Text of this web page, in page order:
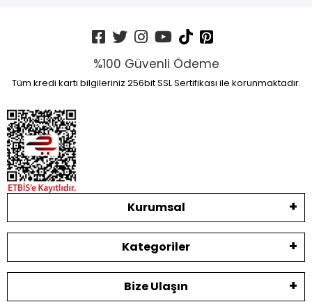
%100 Güvenli Ödeme
Tüm kredi kartı bilgileriniz 256bit SSL Sertifikası ile korunmaktadır.
Kurumsal
Kategoriler
Bize Ulaşın